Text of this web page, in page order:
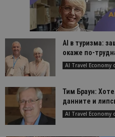
AI в туризма:
окаже по-
AI Travel Economy
Тим Браун:
данните и
AI Travel Economy